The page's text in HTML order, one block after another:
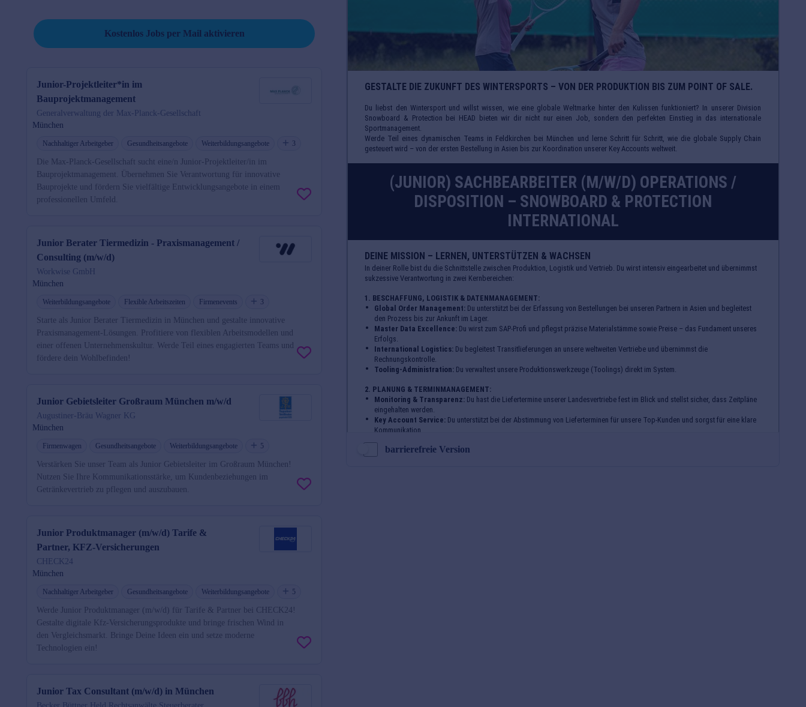
Kostenlos Jobs per Mail aktivieren
Junior-Projektleiter*in im
Bauprojektmanagement
Generalverwaltung der Max-Planck-Gesellschaft
München
Nachhaltiger Arbeitgeber Gesundheitsangebote Weiterbildungsangebote 3
Die Max-Planck-Gesellschaft sucht eine/n Junior-Projektleiter/in im
Bauprojektmanagement. Übernehmen Sie Verantwortung für innovative
Bauprojekte und fördern Sie vielfältige Entwicklungsangebote in einem
professionellen Umfeld.
Junior Berater Tiermedizin - Praxismanagement /
Consulting (m/w/d)
Workwise GmbH
München
Weiterbildungsangebote Flexible Arbeitszeiten Firmenevents 3
Starte als Junior Berater Tiermedizin in München und gestalte innovative
Praxismanagement-Lösungen. Profitiere von flexiblen Arbeitsmodellen und
einer offenen Unternehmenskultur. Werde Teil eines engagierten Teams und
fördere dein Wohlbefinden!
Junior Gebietsleiter Großraum München m/w/d
Augustiner-Bräu Wagner KG
München
Firmenwagen Gesundheitsangebote Weiterbildungsangebote 5
Verstärken Sie unser Team als Junior Gebietsleiter im Großraum München!
Nutzen Sie Ihre Kommunikationsstärke, um Kundenbeziehungen im
Getränkevertrieb zu pflegen und auszubauen.
Junior Produktmanager (m/w/d) Tarife &
Partner, KFZ-Versicherungen
CHECK24
München
Nachhaltiger Arbeitgeber Gesundheitsangebote Weiterbildungsangebote 5
Werde Junior Produktmanager (m/w/d) für Tarife & Partner bei CHECK24!
Gestalte digitale Kfz-Versicherungsprodukte und bringe frischen Wind in
den Vergleichsmarkt. Bringe Deine Ideen ein und setze moderne
Technologien ein!
Junior Tax Consultant (m/w/d) in München
barrierefreie Version